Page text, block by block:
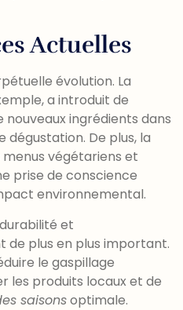
Actuelles
évolution. La
a introduit de
ingrédients dans
dégustation. De plus, la
végétariens et
prise de conscience
environnemental.
et
de plus en plus important.
le gaspillage
les produits locaux et de
saisonsoptimale.